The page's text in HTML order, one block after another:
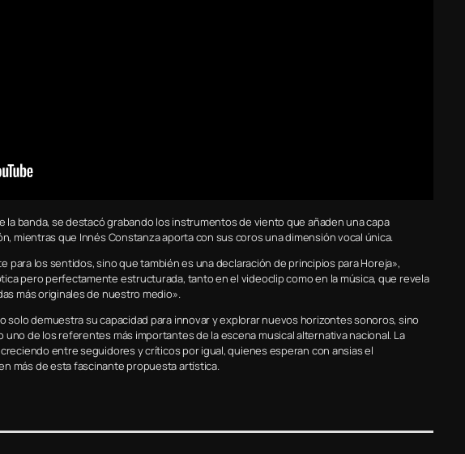
banda, se destacó grabando los instrumentos de viento que añaden una capa
mientras que Innés Constanza aporta con sus coros una dimensión vocal única.
para los sentidos, sino que también es una declaración de principios para Horeja»,
pero perfectamente estructurada, tanto en el videoclip como en la música, que revela
más originales de nuestro medio».
solo demuestra su capacidad para innovar y explorar nuevos horizontes sonoros, sino
de los referentes más importantes de la escena musical alternativa nacional. La
entre seguidores y críticos por igual, quienes esperan con ansias el
más de esta fascinante propuesta artística.